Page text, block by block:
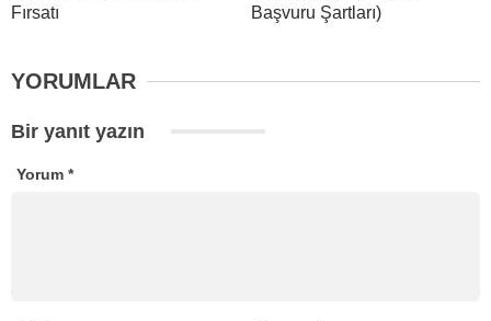
Fırsatı
Başvuru Şartları)
YORUMLAR
Bir yanıt yazın
Yorum *